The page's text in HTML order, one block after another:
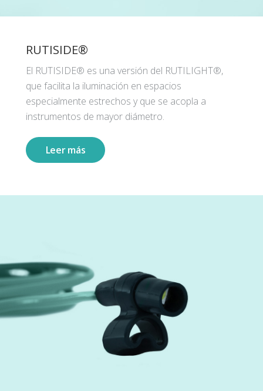
RUTISIDE®
El RUTISIDE® es una versión del RUTILIGHT®,
que facilita la iluminación en espacios
especialmente estrechos y que se acopla a
instrumentos de mayor diámetro.
Leer más